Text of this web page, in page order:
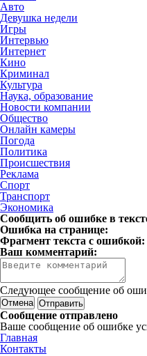
Авто
Девушка недели
Игры
Интервью
Интернет
Кино
Криминал
Культура
Наука, образование
Новости компании
Общество
Онлайн камеры
Погода
Политика
Происшествия
Реклама
Спорт
Транспорт
Экономика
Сообщить об ошибке в
Ошибка на странице:
Фрагмент текста с ошибкой:
Ваш комментарий:
Следующее сообщение об
Отмена
Сообщение отправлено
Ваше сообщение об ошибке
Главная
Контакты